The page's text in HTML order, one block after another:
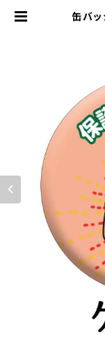
缶バ